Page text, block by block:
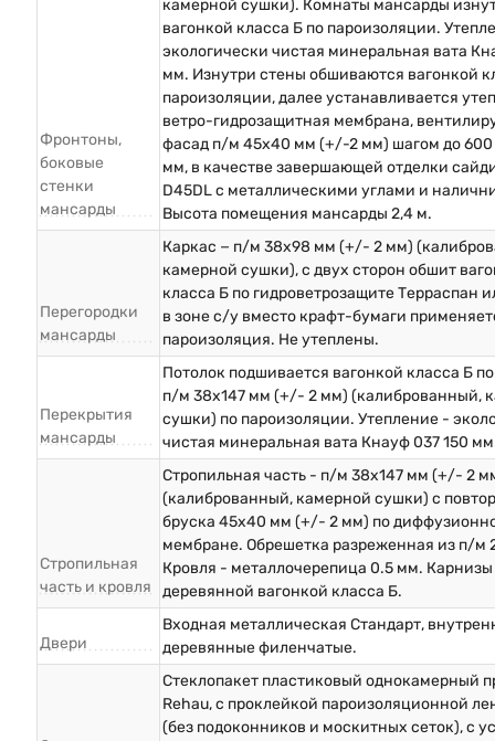
Фронтоны,
боковые
стенки
мансарды
камерной сушки). Комнаты мансарды
вагонкой класса Б по пароизоляции.
экологически чистая минеральная вата
мм. Изнутри стены обшиваются вагонкой
пароизоляции, далее устанавливается
ветро-гидрозащитная мембрана,
фасад п/м 45х40 мм (+/-2 мм) шагом до
мм, в качестве завершающей отделки
D45DL с металлическими углами и
Высота помещения мансарды 2,4 м.
Перегородки
мансарды
Каркас − п/м 38х98 мм (+/- 2 мм)
камерной сушки), с двух сторон обшит
класса Б по гидроветрозащите Терраспан
в зоне с/у вместо крафт-бумаги
пароизоляция. Не утеплены.
Перекрытия
мансарды
Потолок подшивается вагонкой класса Б
п/м 38х147 мм (+/- 2 мм) (калиброванный,
сушки) по пароизоляции. Утепление -
чистая минеральная вата Кнауф 037 150
Стропильная
часть и кровля
Стропильная часть - п/м 38х147 мм (+/- 2
(калиброванный, камерной сушки) с
бруска 45х40 мм (+/- 2 мм) по
мембране. Обрешетка разреженная из п/м
Кровля - металлочерепица 0.5 мм.
деревянной вагонкой класса Б.
Двери
Входная металлическая Стандарт,
деревянные филенчатые.
Стеклопакет пластиковый однокамерный
Rehau, с проклейкой пароизоляционной
(без подоконников и москитных сеток), с